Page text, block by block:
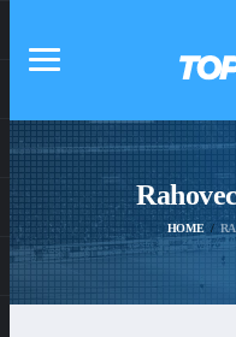
HOME